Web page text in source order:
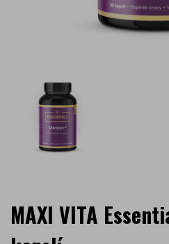
MAXI VITA